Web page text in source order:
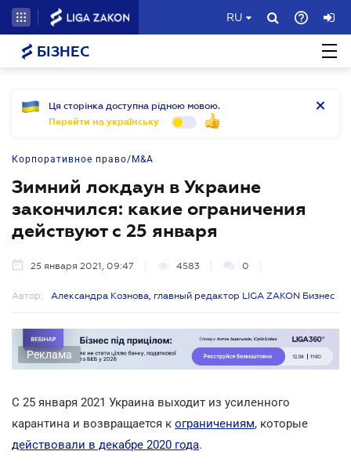
RU
БІЗНЕС
Ця сторінка доступна рідною мовою.
Перейти на українську
Корпоративное право/M&A
Зимний локдаун в Украине
закончился: какие ограничения
действуют с 25 января
25 января 2021, 09:47 4583 0
Автор: Александра Кознова, главный редактор LIGA ZAKON Бизнес
Реклама
С 25 января 2021 Украина выходит из усиленного
карантина и возвращается к ограничениям, которые
действовали в декабре 2020 года.